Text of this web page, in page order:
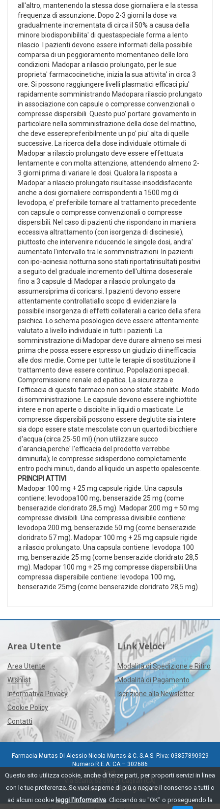
Questo sito utilizza cookie, anche di terze parti, per proporti servizi in linea
con le tue preferenze. Se vuoi saperne di più o negare il consenso a tutti o
ad alcuni cookie leggi l'informativa . Cliccando su "OK" o proseguendo la
all'altro, mantenendo la stessa dose giornaliera e la stessa
frequenza di assunzione. Dopo 2-3 giorni la dose va
gradualmente incrementata di circa il 50% a causa della
minore biodisponibilita' di questaspeciale forma a lento
rilascio. I pazienti devono essere informati della possibile
comparsa di un peggioramento momentaneo delle loro
condizioni. Madopar a rilascio prolungato, per le sue
proprieta' farmacocinetiche, inizia la sua attivita' in circa 3
ore. Si possono raggiungere livelli plasmatici efficaci piu'
rapidamente somministrando Madopara rilascio prolungato
in associazione con capsule o compresse convenzionali o
compresse dispersibili. Questo puo' portare giovamento in
particolare nella somministrazione della dose del mattino,
che deve esserepreferibilmente un po' piu' alta di quelle
successive. La ricerca della dose individuale ottimale di
Madopar a rilascio prolungato deve essere effettuata
lentamente e con molta attenzione, attendendo almeno 2-
3 giorni prima di variare le dosi. Qualora la risposta a
Madopar a rilascio prolungato risultasse insoddisfacente
anche a dosi giornaliere corrispondenti a 1500 mg di
levodopa, e' preferibile tornare al trattamento precedente
con capsule o compresse convenzionali o compresse
dispersibili. Nel caso di pazienti che rispondano in maniera
eccessiva altrattamento (con isorgenza di discinesie),
piuttosto che intervenire riducendo le singole dosi, andra'
aumentato l'intervallo tra le somministrazioni. In pazienti
con ipo-acinesia notturna sono stati riportatirisultati positivi
a seguito del graduale incremento dell'ultima doseserale
fino a 3 capsule di Madopar a rilascio prolungato da
assumersiprima di coricarsi. I pazienti devono essere
attentamente controllatiallo scopo di evidenziare la
possibile insorgenza di effetti collaterali a carico della sfera
psichica. Lo schema posologico deve essere attentamente
valutato a livello individuale in tutti i pazienti. La
somministrazione di Madopar deve durare almeno sei mesi
prima che possa essere espresso un giudizio di inefficacia
alle dosi medie. Come per tutte le terapie di sostituzione il
trattamento deve essere continuo. Popolazioni speciali.
Compromissione renale ed epatica. La sicurezza e
l'efficacia di questo farmaco non sono state stabilite. Modo
di somministrazione. Le capsule devono essere inghiottite
intere e non aperte o disciolte in liquidi o masticate. Le
compresse dispersibili possono essere deglutite sia intere
sia dopo essere state mescolate con un quartodi bicchiere
d'acqua (circa 25-50 ml) (non utilizzare succo
d'arancia,perche' l'efficacia del prodotto verrebbe
diminuita); le compresse sidisperdono completamente
entro pochi minuti, dando al liquido un aspetto opalescente.
PRINCIPI ATTIVI
Madopar 100 mg + 25 mg capsule rigide. Una capsula
contiene: levodopa100 mg, benserazide 25 mg (come
benserazide cloridrato 28,5 mg). Madopar 200 mg + 50 mg
compresse divisibili. Una compressa divisibile contiene:
levodopa 200 mg, benserazide 50 mg (come benserazide
cloridrato 57 mg). Madopar 100 mg + 25 mg capsule rigide
a rilascio prolungato. Una capsula contiene: levodopa 100
mg, benserazide 25 mg (come benserazide cloridrato 28,5
mg). Madopar 100 mg + 25 mg compresse dispersibili.Una
compressa dispersibile contiene: levodopa 100 mg,
benserazide 25mg (come benserazide cloridrato 28,5 mg).
Area Utente
Area Utente
Wishlist
Informativa Privacy
Cookie Policy
Contatti
Link Veloci
Modalità di Spedizione e Ritiro
Modalità di Pagamento
Iscrizione alla Newsletter
Farmacia Murtas Di Alessio Nicola Murtas & C. S.A.S. P.iva: 03857890929
Numero R.E.A: CA – 302686
Sedi:
Via Scano, 52 09129 Cagliari (CA)
Via Pacinotti, 21 09128 Cagliari (CA)